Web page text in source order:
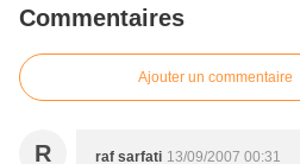
Commentaires
Ajouter un commentaire
R raf sarfati 13/09/2007 00:31